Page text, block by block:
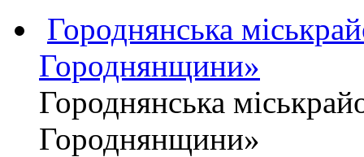
Городнянська
Городнянщини»
Городнянська
Городнянщини»